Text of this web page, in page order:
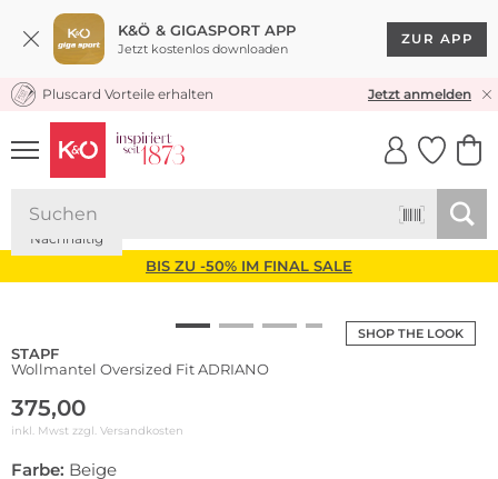
K&Ö & GIGASPORT APP
Jetzt kostenlos downloaden
ZUR APP
KOSTENLOSER VERSAND* & RÜCKVERSAND
Pluscard Vorteile erhalten Jetzt anmelden
UNSERE APP
CLICK &
BIS ZU -50% IM FINAL SALE
SHOP THE LOOK
Nachhaltig
STAPF
Wollmantel Oversized Fit ADRIANO
375,00
inkl. Mwst zzgl. Versandkosten
Farbe: Beige